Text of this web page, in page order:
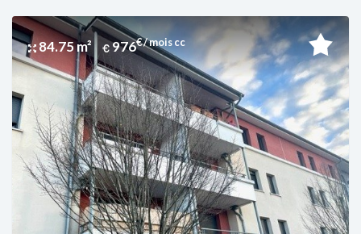
84.75 m² 976€ / mois cc